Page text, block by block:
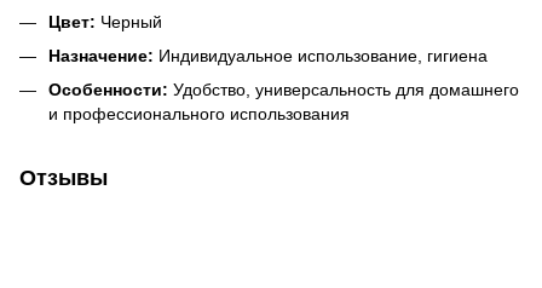
Цвет: Черный
Назначение: Индивидуальное использование, гигиена
Особенности: Удобство, универсальность для домашнего
и профессионального использования
Отзывы